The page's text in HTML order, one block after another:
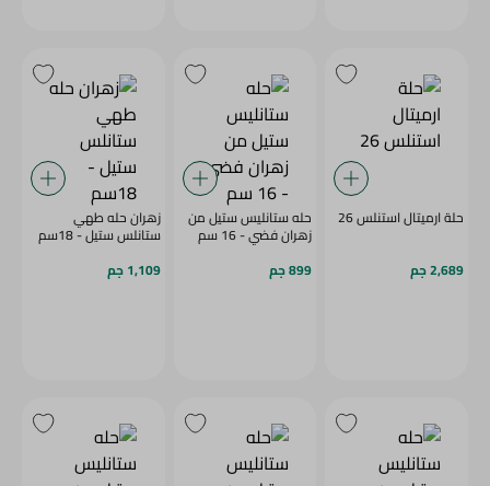
حلة ارميتال استنلس 26
2,689 جم
حله ستانليس ستيل من
زهران فضي - 16 سم
899 جم
زهران حله طهي
ستانلس ستيل - 18سم
1,109 جم